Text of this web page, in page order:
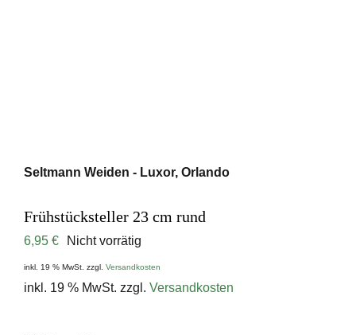
Seltmann Weiden - Luxor, Orlando
Frühstücksteller 23 cm rund
6,95 € Nicht vorrätig
inkl. 19 % MwSt. zzgl. Versandkosten
inkl. 19 % MwSt. zzgl. Versandkosten